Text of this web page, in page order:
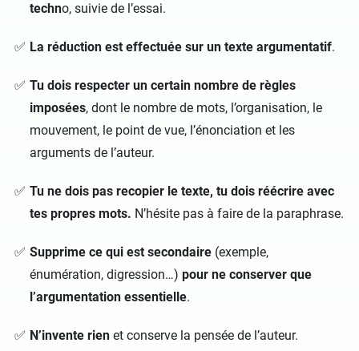
techno, suivie de l’essai.
La réduction est effectuée sur un texte argumentatif.
Tu dois respecter un certain nombre de règles
imposées, dont le nombre de mots, l’organisation, le
mouvement, le point de vue, l’énonciation et les
arguments de l’auteur.
Tu ne dois pas recopier le texte, tu dois réécrire avec
tes propres mots. N’hésite pas à faire de la paraphrase.
Supprime ce qui est secondaire (exemple,
énumération, digression…) pour ne conserver que
l’argumentation essentielle.
N’invente rien et conserve la pensée de l’auteur.